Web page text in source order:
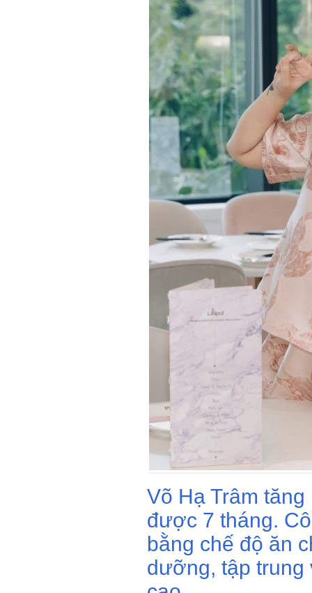
Võ Hạ Trâm
được 7 tháng.
bằng chế độ ăn
dưỡng, tập trung